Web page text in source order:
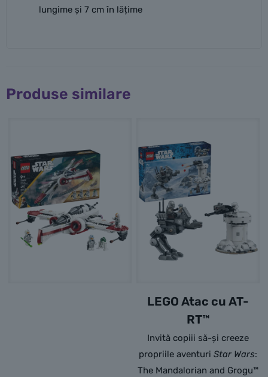
lungime și 7 cm în lățime
Produse similare
LEGO Atac cu AT-
RT™
Invită copiii să-și creeze
propriile aventuriStar Wars:
The Mandalorian and Grogu™